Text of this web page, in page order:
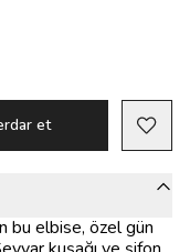
et
bu elbise, özel gün